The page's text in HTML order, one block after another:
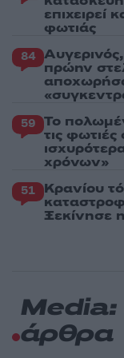
επιχειρεί
φωτιάς
84
πρώην
59 Το
τις
χρόνων»
51 Κρανίου
Ξεκίνησε
Media:
άρθρα